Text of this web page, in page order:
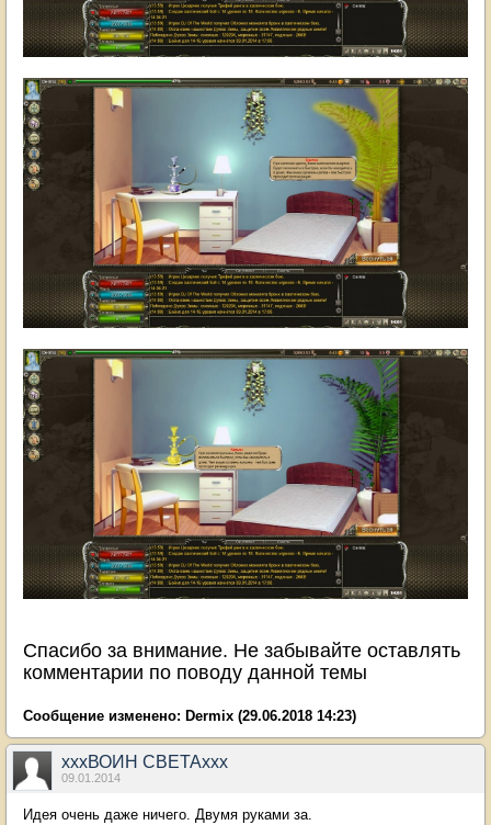
Спасибо за внимание. Не забывайте оставлять
комментарии по поводу данной темы
Сообщение изменено: Dermix (29.06.2018 14:23)
хххВОИН СВЕТАххх
09.01.2014
Идея очень даже ничего. Двумя руками за.